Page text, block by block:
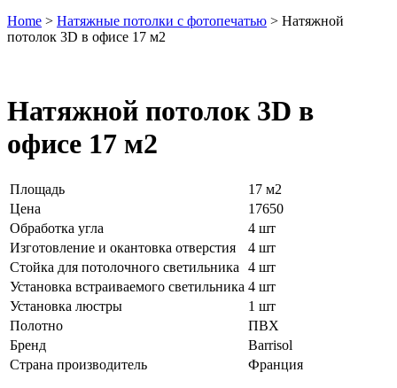
Home > Натяжные потолки с фотопечатью > Натяжной
потолок 3D в офисе 17 м2
Натяжной потолок 3D в
офисе 17 м2
Площадь
17 м2
Цена
17650
Обработка угла
4 шт
Изготовление и окантовка отверстия
4 шт
Стойка для потолочного светильника
4 шт
Установка встраиваемого светильника 4 шт
Установка люстры
1 шт
Полотно
ПВХ
Бренд
Barrisol
Страна производитель
Франция